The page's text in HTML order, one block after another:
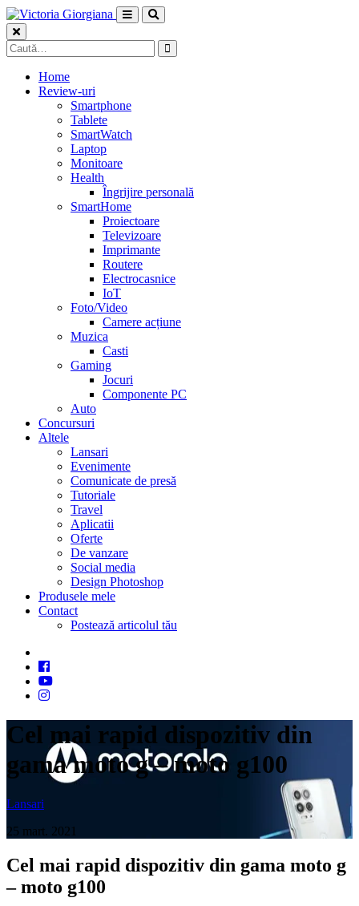
Skip
to
content
Caută
după:
Home
Review-uri
Smartphone
Tablete
SmartWatch
Laptop
Monitoare
Health
Îngrijire personală
SmartHome
Proiectoare
Televizoare
Imprimante
Routere
Electrocasnice
IoT
Foto/Video
Camere acțiune
Muzica
Casti
Gaming
Jocuri
Componente PC
Auto
Concursuri
Altele
Lansari
Evenimente
Comunicate de presă
Tutoriale
Travel
Aplicatii
Oferte
De vanzare
Social media
Design Photoshop
Produsele mele
Contact
Postează articolul tău
Cel mai rapid dispozitiv din
gama moto g – moto g100
Lansari
25 mart. 2021
Cel mai rapid dispozitiv din gama moto g
– moto g100